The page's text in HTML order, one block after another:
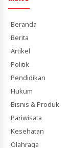
Beranda
Berita
Artikel
Politik
Pendidikan
Hukum
Bisnis & Produk
Pariwisata
Kesehatan
Olahraga